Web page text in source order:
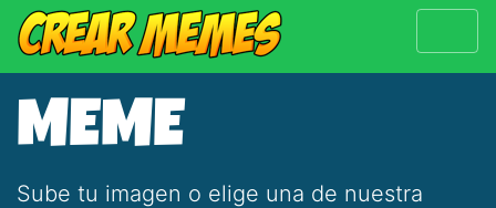
MEME
Sube tu imagen o elige una de nuestra